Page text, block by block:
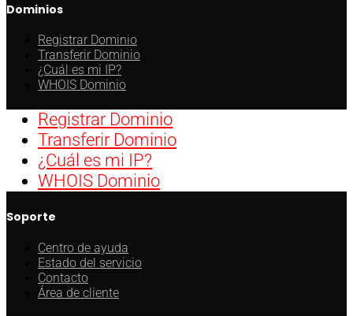
Dominios
Registrar Dominio
Transferir Dominio
¿Cuál es mi IP?
WHOIS Dominio
Registrar Dominio
Transferir Dominio
¿Cuál es mi IP?
WHOIS Dominio
Soporte
Centro de ayuda
Estado del servicio
Contacto
Área de cliente